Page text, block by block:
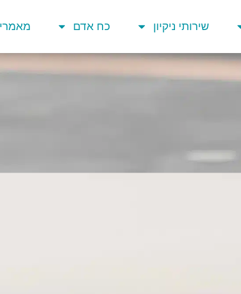
שירותי ניקיון כח אדם